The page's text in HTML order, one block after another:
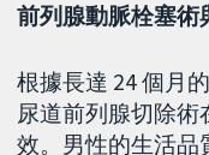
前列腺動脈栓塞術
根據長達 24 個月
尿道前列腺切除
效。男性的生活品